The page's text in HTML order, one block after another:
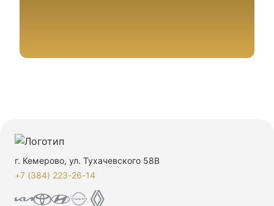
г. Кемерово, ул. Тухачевского 58В
+7 (384) 223-26-14‬